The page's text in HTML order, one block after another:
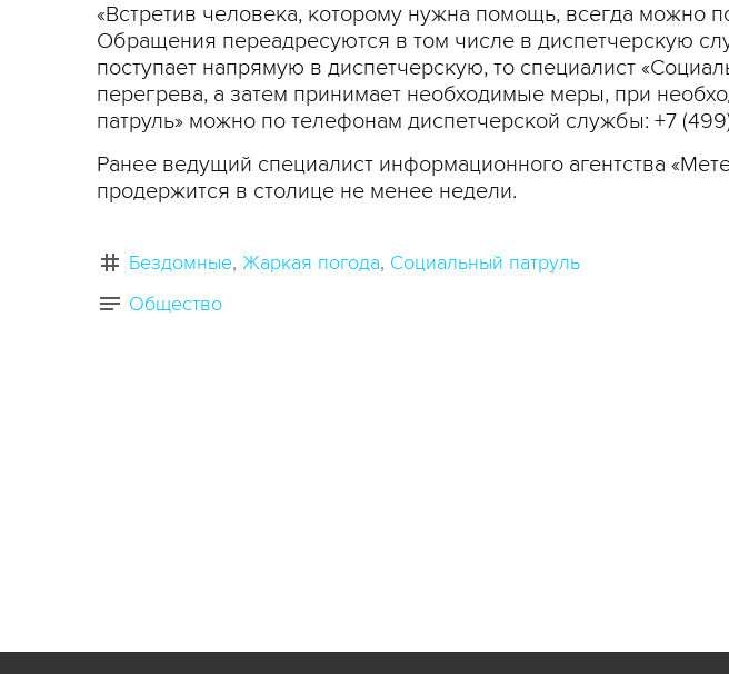
«Встретив человека, которому нужна помощь, всегда можно
Обращения переадресуются в том числе в диспетчерскую
поступает напрямую в диспетчерскую, то специалист
перегрева, а затем принимает необходимые меры, при
патруль» можно по телефонам диспетчерской службы: +7
Ранее ведущий специалист информационного агентства
продержится в столице не менее недели.
Бездомные Жаркая погода Социальный патруль
Общество